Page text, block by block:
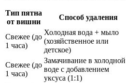
Тип пятна
от вишни
Способ удаления
Свежее (до
1 часа)
Холодная вода + мыло
(хозяйственное или
детское)
Свежее (до
1 часа)
Замачивание в холодной
воде с добавлением
уксуса (1:1)